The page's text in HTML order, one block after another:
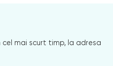
mai scurt timp, la adresa